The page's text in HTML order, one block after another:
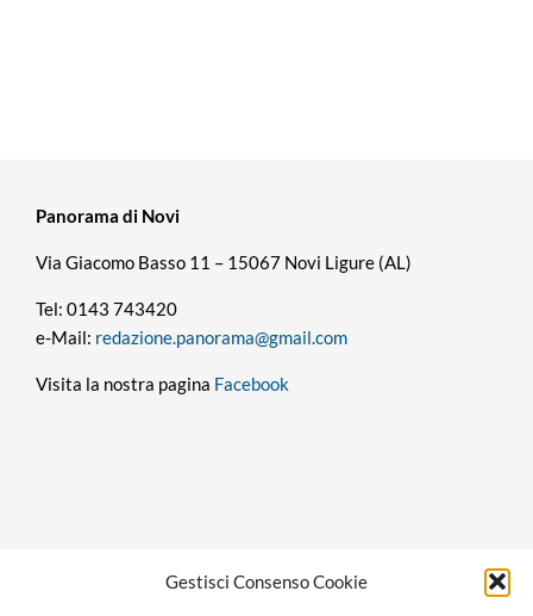
Gestisci Consenso Cookie
Panorama di Novi
Via Giacomo Basso 11 – 15067 Novi Ligure (AL)
Tel: 0143 743420
e-Mail: redazione.panorama@gmail.com
Visita la nostra pagina Facebook